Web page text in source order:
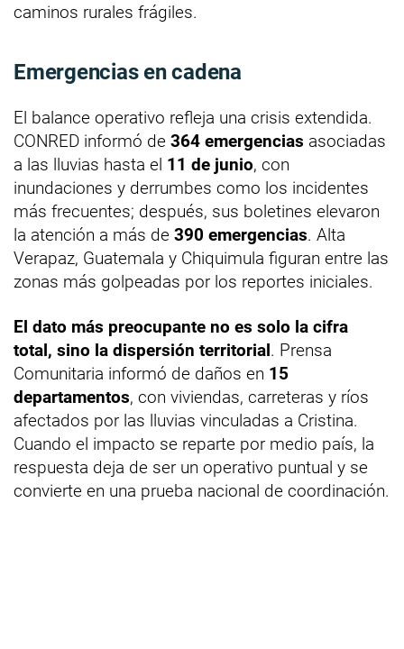
caminos rurales frágiles.
Emergencias en cadena
El balance operativo refleja una crisis extendida.
CONRED informó de 364 emergencias asociadas
a las lluvias hasta el 11 de junio, con
inundaciones y derrumbes como los incidentes
más frecuentes; después, sus boletines elevaron
la atención a más de 390 emergencias. Alta
Verapaz, Guatemala y Chiquimula figuran entre las
zonas más golpeadas por los reportes iniciales.
El dato más preocupante no es solo la cifra
total, sino la dispersión territorial. Prensa
Comunitaria informó de daños en 15
departamentos, con viviendas, carreteras y ríos
afectados por las lluvias vinculadas a Cristina.
Cuando el impacto se reparte por medio país, la
respuesta deja de ser un operativo puntual y se
convierte en una prueba nacional de coordinación.